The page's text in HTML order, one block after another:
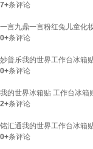
7+条评论
一言九鼎一言粉红兔儿童化
0+条评论
妙普乐我的世界工作台冰箱
0+条评论
我的世界冰箱贴 工作台冰箱
2+条评论
铭汇通我的世界工作台冰箱
0+条评论